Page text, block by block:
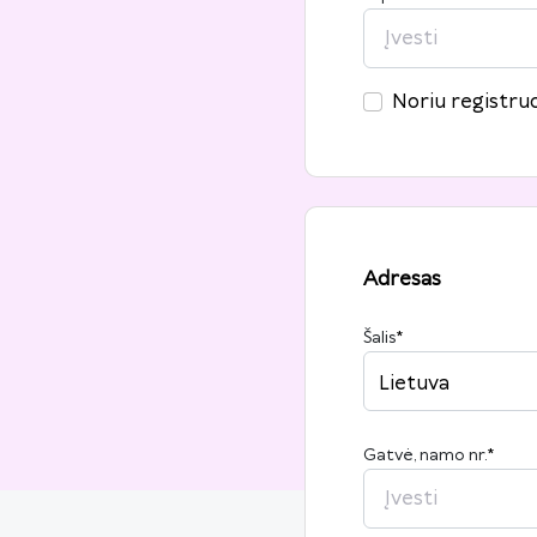
Noriu
Adresas
Šalis*
Lietuva
Gatvė, namo nr.*